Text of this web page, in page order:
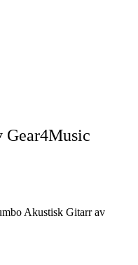
Gear4Music
Akustisk Gitarr av